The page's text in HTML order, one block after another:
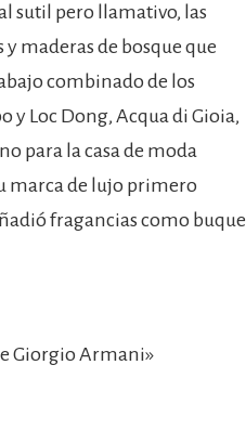
sutil pero llamativo, las
maderas de bosque que
combinado de los
Loc Dong, Acqua di Gioia,
para la casa de moda
marca de lujo primero
fragancias como buque
Giorgio Armani»